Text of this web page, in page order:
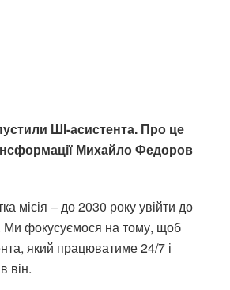
ШІ-асистента. Про це
Михайло Федоров
місія – до 2030 року увійти до
Ми фокусуємося на тому, щоб
який працюватиме 24/7 і
він.